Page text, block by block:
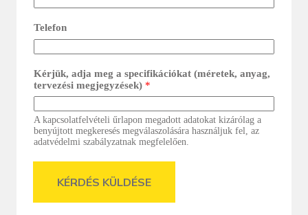
Telefon
Kérjük, adja meg a specifikációkat (méretek, anyag,
tervezési megjegyzések) *
A kapcsolatfelvételi űrlapon megadott adatokat kizárólag a
benyújtott megkeresés megválaszolására használjuk fel, az
adatvédelmi szabályzatnak megfelelően.
KÉRDÉS KÜLDÉSE